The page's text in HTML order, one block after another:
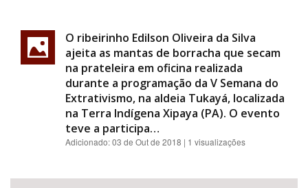
O ribeirinho Edilson Oliveira da Silva
ajeita as mantas de borracha que secam
na prateleira em oficina realizada
durante a programação da V Semana do
Extrativismo, na aldeia Tukayá, localizada
na Terra Indígena Xipaya (PA). O evento
teve a participa…
Adicionado:03 de Out de 2018 | 1 visualizações